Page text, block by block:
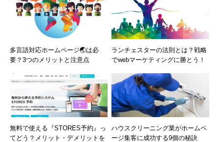
多言語対応ホームページ🌏は必
要？3つのメリットと注意点
ランチェスターの法則とは？戦略
でwebマーケティングに勝とう！
無料で使える『STORES予約』っ
てどう？メリット・デメリットを
ハウスクリーニング業がホームペ
ージ集客に成功する9個の秘訣